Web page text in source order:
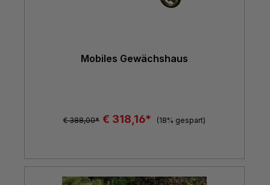
Mobiles Gewächshaus
€ 388,00* € 318,16* (18% gespart)